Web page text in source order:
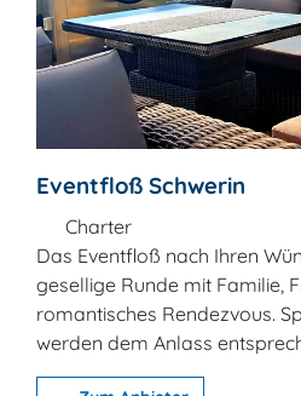
Eventfloß Schwerin
Charter
Das Eventfloß nach Ihren
gesellige Runde mit Familie,
romantisches Rendezvous.
werden dem Anlass